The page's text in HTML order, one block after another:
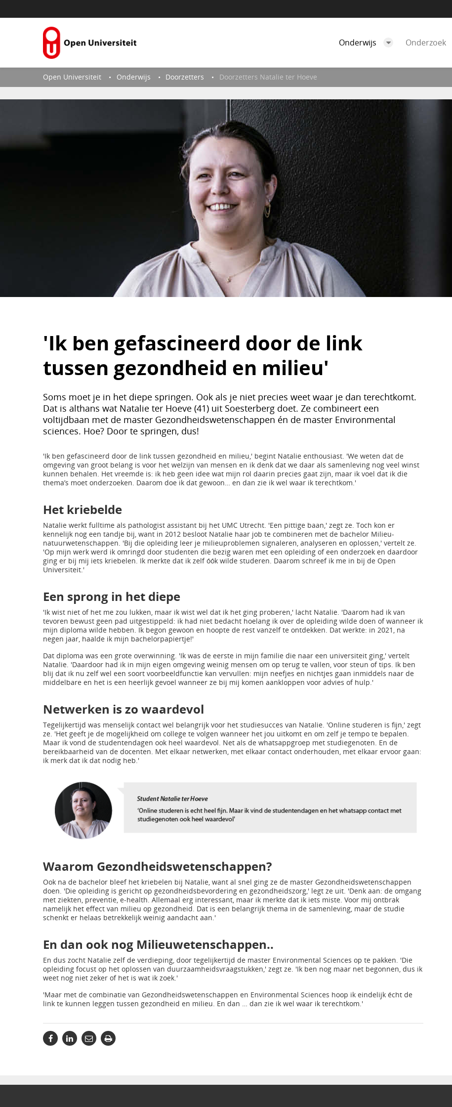
Onderwijs Onderzoek
Open Universiteit Onderwijs Doorzetters Doorzetters Natalie ter Hoeve
'Ik ben gefascineerd door de link
tussen gezondheid en milieu'
Soms moet je in het diepe springen. Ook als je niet precies weet waar je dan terechtkomt.
Dat is althans wat Natalie ter Hoeve (41) uit Soesterberg doet. Ze combineert een
voltijdbaan met de master Gezondheidswetenschappen én de master Environmental
sciences. Hoe? Door te springen, dus!
'Ik ben gefascineerd door de link tussen gezondheid en milieu,' begint Natalie enthousiast. 'We weten dat de
omgeving van groot belang is voor het welzijn van mensen en ik denk dat we daar als samenleving nog veel winst
kunnen behalen. Het vreemde is: ik heb geen idee wat mijn rol daarin precies gaat zijn, maar ik voel dat ik die
thema’s moet onderzoeken. Daarom doe ik dat gewoon… en dan zie ik wel waar ik terechtkom.'
Het kriebelde
Natalie werkt fulltime als pathologist assistant bij het UMC Utrecht. 'Een pittige baan,' zegt ze. Toch kon er
kennelijk nog een tandje bij, want in 2012 besloot Natalie haar job te combineren met de bachelor Milieu-
natuurwetenschappen. 'Bij die opleiding leer je milieuproblemen signaleren, analyseren en oplossen,' vertelt ze.
'Op mijn werk werd ik omringd door studenten die bezig waren met een opleiding of een onderzoek en daardoor
ging er bij mij iets kriebelen. Ik merkte dat ik zelf óók wilde studeren. Daarom schreef ik me in bij de Open
Universiteit.'
Een sprong in het diepe
'Ik wist niet of het me zou lukken, maar ik wist wel dat ik het ging proberen,' lacht Natalie. 'Daarom had ik van
tevoren bewust geen pad uitgestippeld: ik had niet bedacht hoelang ik over de opleiding wilde doen of wanneer ik
mijn diploma wilde hebben. Ik begon gewoon en hoopte de rest vanzelf te ontdekken. Dat werkte: in 2021, na
negen jaar, haalde ik mijn bachelorpapiertje!'
Dat diploma was een grote overwinning. 'Ik was de eerste in mijn familie die naar een universiteit ging,' vertelt
Natalie. 'Daardoor had ik in mijn eigen omgeving weinig mensen om op terug te vallen, voor steun of tips. Ik ben
blij dat ik nu zelf wel een soort voorbeeldfunctie kan vervullen: mijn neefjes en nichtjes gaan inmiddels naar de
middelbare en het is een heerlijk gevoel wanneer ze bij mij komen aankloppen voor advies of hulp.'
Netwerken is zo waardevol
Tegelijkertijd was menselijk contact wel belangrijk voor het studiesucces van Natalie. 'Online studeren is fijn,' zegt
ze. 'Het geeft je de mogelijkheid om college te volgen wanneer het jou uitkomt en om zelf je tempo te bepalen.
Maar ik vond de studentendagen ook heel waardevol. Net als de whatsappgroep met studiegenoten. En de
bereikbaarheid van de docenten. Met elkaar netwerken, met elkaar contact onderhouden, met elkaar ervoor gaan:
ik merk dat ik dat nodig heb.'
Waarom Gezondheidswetenschappen?
Ook na de bachelor bleef het kriebelen bij Natalie, want al snel ging ze de master Gezondheidswetenschappen
doen. 'Die opleiding is gericht op gezondheidsbevordering en gezondheidszorg,' legt ze uit. 'Denk aan: de omgang
met ziekten, preventie, e-health. Allemaal erg interessant, maar ik merkte dat ik iets miste. Voor mij ontbrak
namelijk het effect van milieu op gezondheid. Dat is een belangrijk thema in de samenleving, maar de studie
schenkt er helaas betrekkelijk weinig aandacht aan.'
En dan ook nog Milieuwetenschappen..
En dus zocht Natalie zelf de verdieping, door tegelijkertijd de master Environmental Sciences op te pakken. 'Die
opleiding focust op het oplossen van duurzaamheidsvraagstukken,' zegt ze. 'Ik ben nog maar net begonnen, dus ik
weet nog niet zeker of het is wat ik zoek.'
'Maar met de combinatie van Gezondheidswetenschappen en Environmental Sciences hoop ik eindelijk écht de
link te kunnen leggen tussen gezondheid en milieu. En dan … dan zie ik wel waar ik terechtkom.'